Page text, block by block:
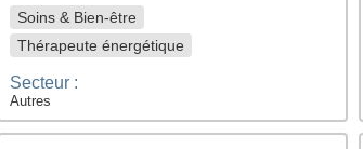
Soins & Bien-être
Thérapeute énergétique
Secteur :
Autres